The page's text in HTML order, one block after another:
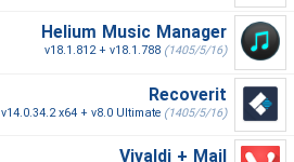
Helium Music Manager
v18.1.812 + v18.1.788 (1405/5/16)
Recoverit
v14.0.34.2 x64 + v8.0 Ultimate (1405/5/16)